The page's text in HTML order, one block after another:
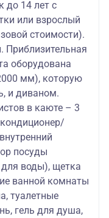
до 14 лет с
или взрослый
стоимости).
Приблизительная
оборудована
мм), которую
и диваном.
в каюте – 3
посуды
для воды), щетка
ванной комнаты
туалетные
гель для душа,